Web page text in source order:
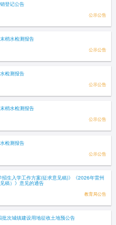
登记公告
公示公告
梢水检测报告
公示公告
检测报告
公示公告
梢水检测报告
公示公告
检测报告
公示公告
生入学工作方案(征求意见稿)》《2026年雷州
稿）》意见的通告
教育局公告
次城镇建设用地征收土地预公告